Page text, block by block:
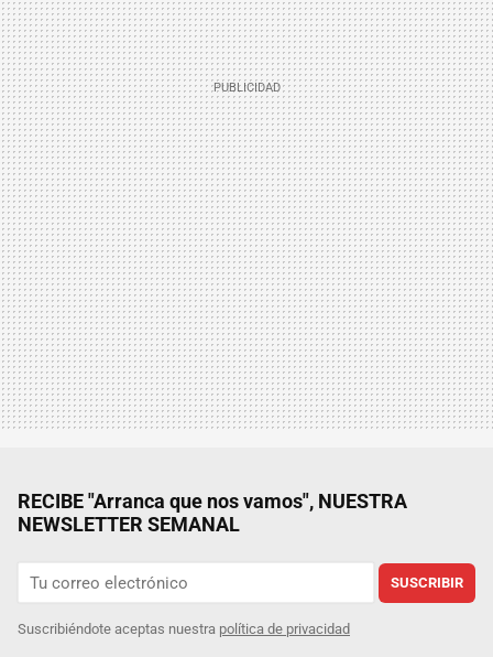
RECIBE "Arranca que nos vamos", NUESTRA
NEWSLETTER SEMANAL
SUSCRIBIR
Suscribiéndote aceptas nuestra política de privacidad